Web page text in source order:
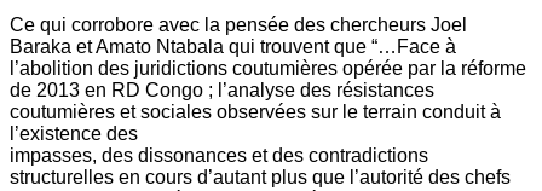
Ce qui corrobore avec la pensée des chercheurs Joel
Baraka et Amato Ntabala qui trouvent que “…Face à
l’abolition des juridictions coutumières opérée par la réforme
de 2013 en RD Congo ; l’analyse des résistances
coutumières et sociales observées sur le terrain conduit à
l’existence des
impasses, des dissonances et des contradictions
structurelles en cours d’autant plus que l’autorité des chefs